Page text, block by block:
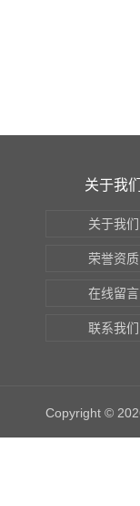
关于我们
关于我们
荣誉资质
在线留言
联系我们
Copyright ©